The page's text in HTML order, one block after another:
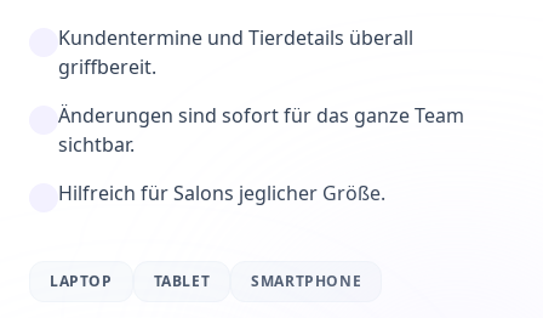
Kundentermine und Tierdetails überall
griffbereit.
Änderungen sind sofort für das ganze Team
sichtbar.
Hilfreich für Salons jeglicher Größe.
LAPTOP TABLET SMARTPHONE